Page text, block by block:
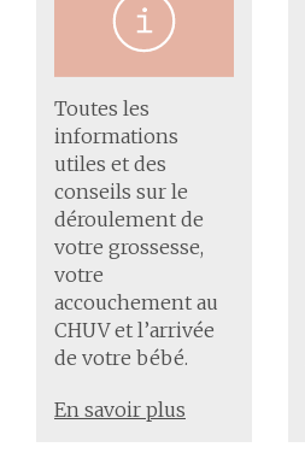
Toutes les
informations
utiles et des
conseils sur le
déroulement de
votre grossesse,
votre
accouchement au
CHUV et l’arrivée
de votre bébé.
En savoir plus